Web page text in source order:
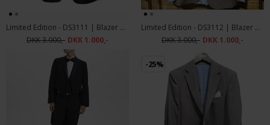
Limited Edition - DS3111 | Blazer Navy
DKK 3.000,- DKK 1.000,-
Limited Edition - DS3112 | Blazer Brun
DKK 3.000,- DKK 1.000,-
-25%